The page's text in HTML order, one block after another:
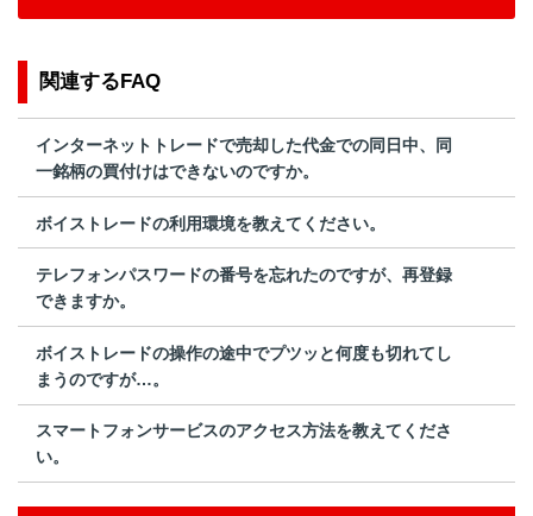
関連するFAQ
インターネットトレードで売却した代金での同日中、同
一銘柄の買付けはできないのですか。
ボイストレードの利用環境を教えてください。
テレフォンパスワードの番号を忘れたのですが、再登録
できますか。
ボイストレードの操作の途中でプツッと何度も切れてし
まうのですが…。
スマートフォンサービスのアクセス方法を教えてくださ
い。